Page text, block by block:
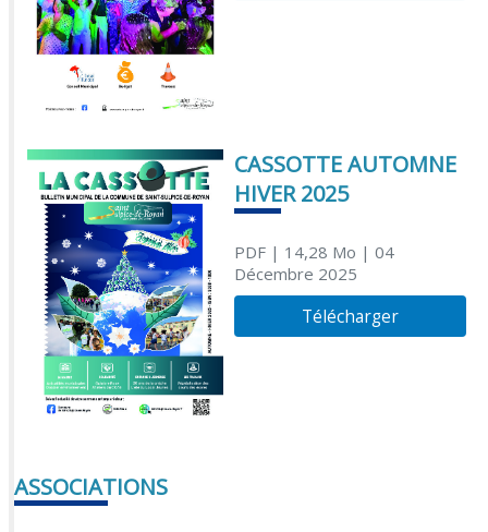
CASSOTTE AUTOMNE
HIVER 2025
PDF| 14,28 Mo | 04
Décembre 2025
Télécharger
ASSOCIATIONS